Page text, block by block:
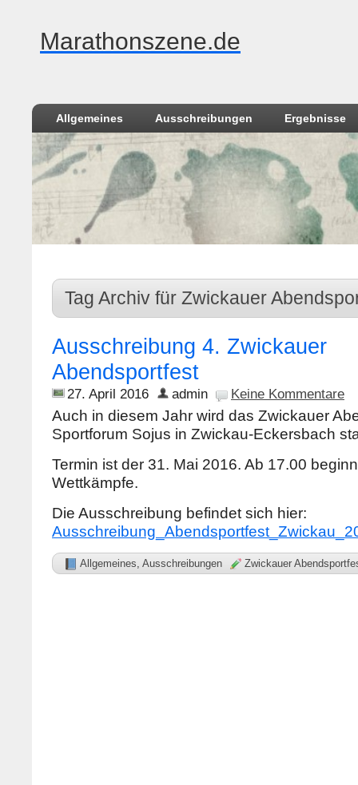
Marathonszene.de
Allgemeines Ausschreibungen Ergebnisse
Tag Archiv für Zwickauer
Ausschreibung 4. Zwickauer
Abendsportfest
27. April 2016 admin Keine Kommentare
Auch in diesem Jahr wird das Zwickauer
Sportforum Sojus in Zwickau-Eckersbach
Termin ist der 31. Mai 2016. Ab 17.00
Wettkämpfe.
Die Ausschreibung befindet sich hier:
Allgemeines, Ausschreibungen Zwickauer